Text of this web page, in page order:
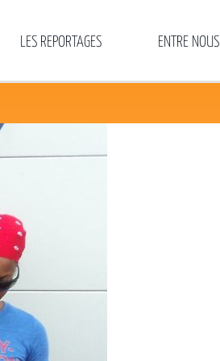
LES REPORTAGES ENTRE NOUS